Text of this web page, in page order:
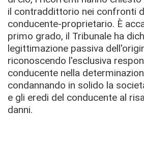
il contraddittorio nei confronti
conducente-proprietario. È
primo grado, il Tribunale ha
legittimazione passiva
riconoscendo l'esclusiva
conducente nella
condannando in solido la
e gli eredi del conducente al
danni.